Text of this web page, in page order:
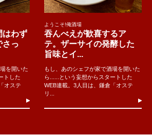
はわず
さっ
を開いた
トした
オステ
ようこそ!俺酒場
吞んべえが歓喜するア
テ。ザーサイの発酵した
旨味とイ...
もし、あのシェフが家で酒場を開いた
ら......という妄想からスタートした
WEB連載。3人目は、鎌倉「オステ
リ...